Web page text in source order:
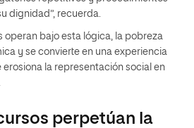
dignidad”, recuerda.
operan bajo esta lógica, la pobreza
y se convierte en una experiencia
erosiona la representación social en
perpetúan la